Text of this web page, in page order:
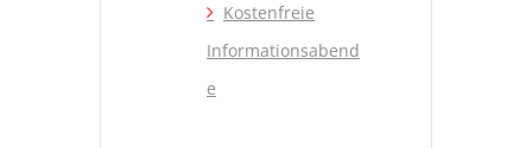
Kostenfreie
Informationsabend
e